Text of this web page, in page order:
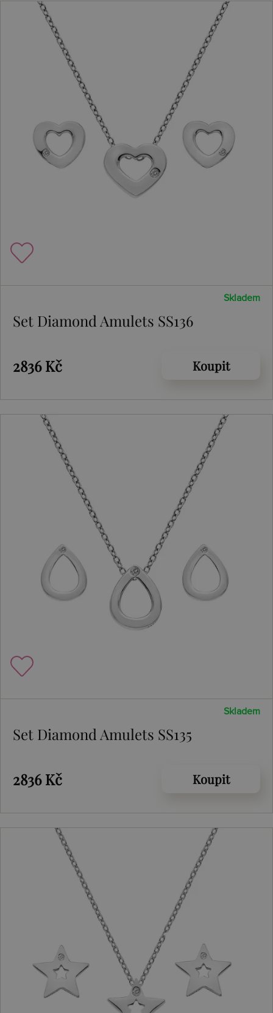
Skladem
Set Diamond Amulets SS136
2836 Kč Koupit
Skladem
Set Diamond Amulets SS135
2836 Kč Koupit